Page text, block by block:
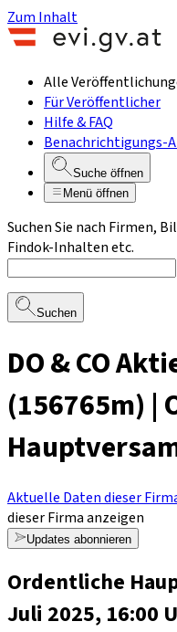
Zum Inhalt
Alle
Für Veröffentlicher
Hilfe & FAQ
Benachrichtigungs-
Suche öffnen
Menü öffnen
Suchen Sie nach Firmen,
Findok-Inhalten etc.
Suchen
DO & CO
(156765m) |
Aktuelle Daten dieser
dieser Firma anzeigen
Updates abonnieren
Ordentliche
Juli 2025, 16:00